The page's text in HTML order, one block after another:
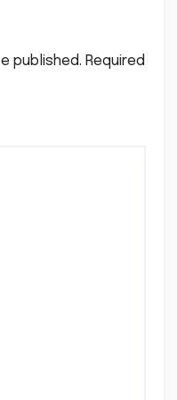
published. Required